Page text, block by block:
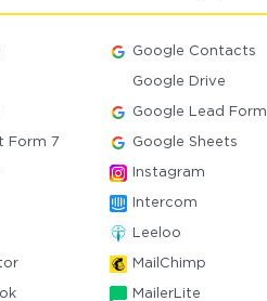
Google Contacts
Google Drive
Google Lead Form
Form 7 Google Sheets
Instagram
Intercom
Leeloo
MailChimp
MailerLite